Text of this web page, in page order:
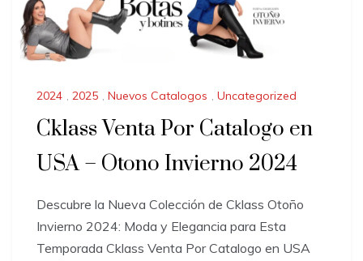
2024 , 2025 , Nuevos Catalogos , Uncategorized
Cklass Venta Por Catalogo en
USA – Otono Invierno 2024
Descubre la Nueva Colección de Cklass Otoño
Invierno 2024: Moda y Elegancia para Esta
Temporada Cklass Venta Por Catalogo en USA